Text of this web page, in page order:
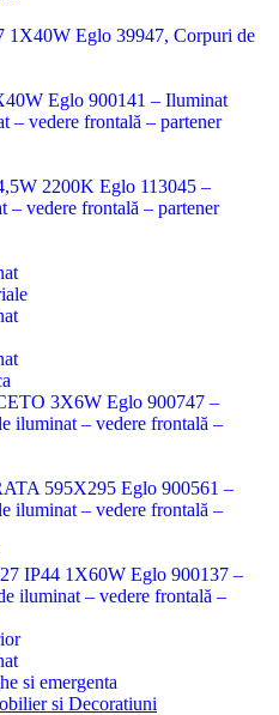
si emergenta
si Decoratiuni